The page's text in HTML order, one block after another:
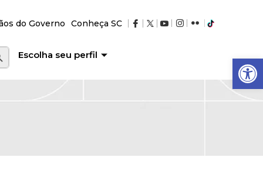
Abrir a barra de ferramentas
do Governo Conheça SC
BUTTON
Escolha seu perfil